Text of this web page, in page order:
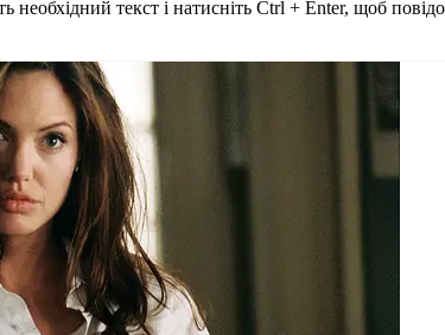
необхідний текст і натисніть Ctrl + Enter, щоб